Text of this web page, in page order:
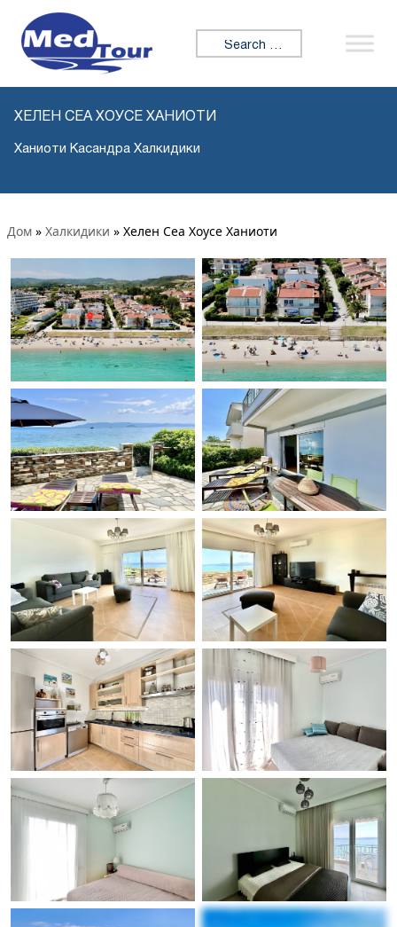
Search for:
ХЕЛЕН СЕА ХОУСЕ ХАНИОТИ
Ханиоти Касандра Халкидики
Дом » Халкидики » Хелен Сеа Хоусе Ханиоти